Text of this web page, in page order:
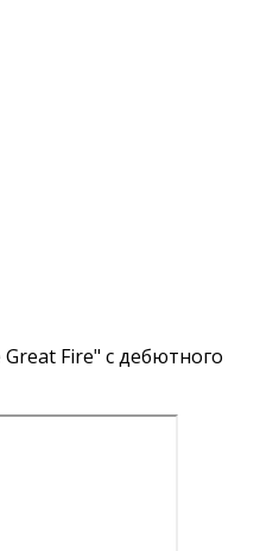
Fire" с дебютного